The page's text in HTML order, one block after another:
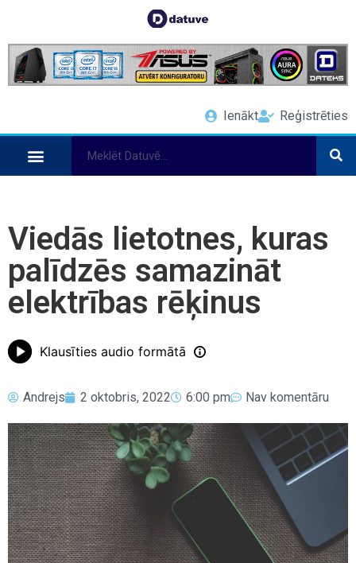
Ienākt Reģistrēties
Viedās lietotnes, kuras
palīdzēs samazināt
elektrības rēķinus
Klausīties audio formātā
Andrejs 2 oktobris, 2022 6:00 pm Nav komentāru